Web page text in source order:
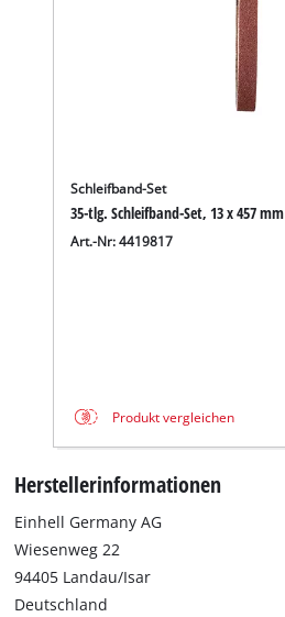
Schleifband-Set
35-tlg. Schleifband-Set, 13 x 457 mm
Art.-Nr: 4419817
Produkt vergleichen
Herstellerinformationen
Einhell Germany AG
Wiesenweg 22
94405 Landau/Isar
Deutschland